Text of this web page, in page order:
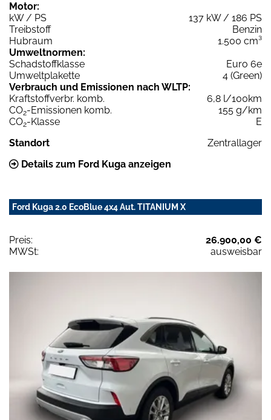
Motor:
kW / PS
137 kW / 186 PS
Treibstoff
Benzin
Hubraum
1.500 cm³
Umweltnormen:
Schadstoffklasse
Euro 6e
Umweltplakette
4 (Green)
Verbrauch und Emissionen nach WLTP:
Kraftstoffverbr. komb.
6,8 l/100km
CO2-Emissionen komb.
155 g/km
CO2-Klasse
E
Standort
Zentrallager
Details zum Ford Kuga anzeigen
Ford Kuga 2.0 EcoBlue 4x4 Aut. TITANIUM X
Preis:
26.900,00 €
MWSt:
ausweisbar